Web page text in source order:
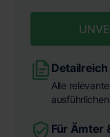
Alle
Für Ämter